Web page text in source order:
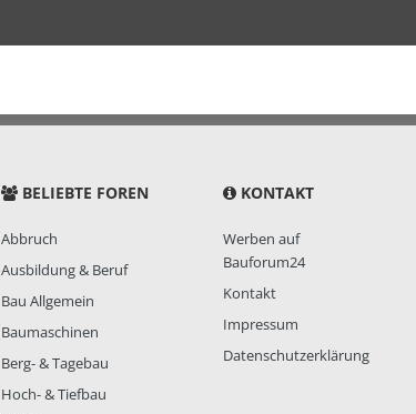
BELIEBTE FOREN
Abbruch
Ausbildung & Beruf
Bau Allgemein
Baumaschinen
Berg- & Tagebau
Hoch- & Tiefbau
KONTAKT
Werben auf
Bauforum24
Kontakt
Impressum
Datenschutzerklärung